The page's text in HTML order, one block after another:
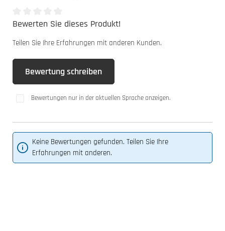
Durchschnittliche Bewertung von 0 von 5 Sternen
Bewerten Sie dieses Produkt!
Teilen Sie Ihre Erfahrungen mit anderen Kunden.
Bewertung schreiben
Bewertungen nur in der aktuellen Sprache anzeigen.
Keine Bewertungen gefunden. Teilen Sie Ihre
Erfahrungen mit anderen.